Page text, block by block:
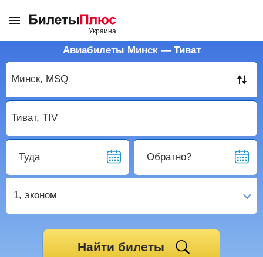
Авиабилеты Минск — Тиват
Туда Обратно?
1, эконом
Найти билеты